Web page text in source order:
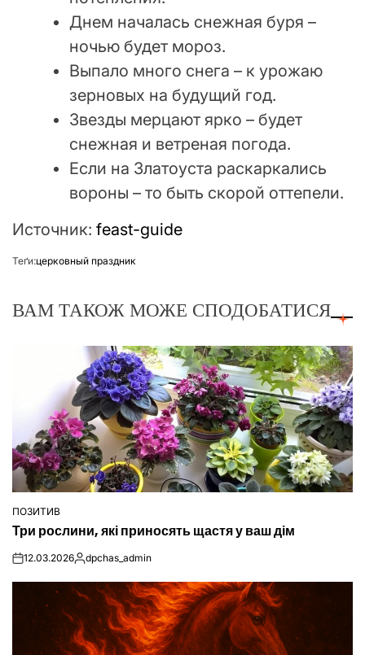
Днем началась снежная буря –
ночью будет мороз.
Выпало много снега – к урожаю
зерновых на будущий год.
Звезды мерцают ярко – будет
снежная и ветреная погода.
Если на Златоуста раскаркались
вороны – то быть скорой оттепели.
Источник: feast-guide
Теґи:церковный праздник
ВАМ ТАКОЖ МОЖЕ СПОДОБАТИСЯ
ОПУБЛІКУВАТИ
ПОЗИТИВ
Три рослини, які приносять щастя у ваш дім
on12.03.2026Опубліковано
dpchas_admin